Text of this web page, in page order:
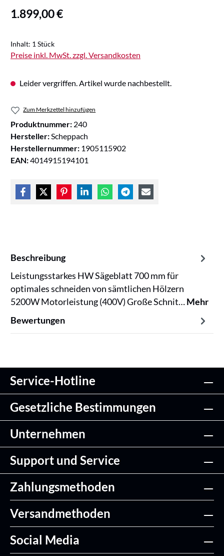
Regulärer Preis:
1.899,00 €
Inhalt: 1 Stück
Preise inkl. MwSt. zzgl. Versandkosten
Leider vergriffen. Artikel wurde nachbestellt.
Zum Merkzettel hinzufügen
Produktnummer: 240
Hersteller: Scheppach
Herstellernummer: 1905115902
EAN:4014915194101
Beschreibung
Leistungsstarkes HW Sägeblatt 700 mm für
optimales schneiden von sämtlichen Hölzern
5200W Motorleistung (400V) Große Schnit…Mehr
Bewertungen
Service-Hotline
Gesetzliche Bestimmungen
Unternehmen
Support und Service
Zahlungsmethoden
Versandmethoden
Social Media